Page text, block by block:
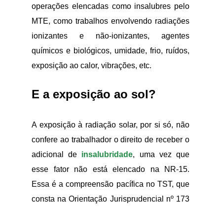
operações elencadas como insalubres pelo
MTE, como trabalhos envolvendo radiações
ionizantes e não-ionizantes, agentes
químicos e biológicos, umidade, frio, ruídos,
exposição ao calor, vibrações, etc.
E a exposição ao sol?
A exposição à radiação solar, por si só, não
confere ao trabalhador o direito de receber o
adicional de insalubridade, uma vez que
esse fator não está elencado na NR-15.
Essa é a compreensão pacífica no TST, que
consta na Orientação Jurisprudencial nº 173